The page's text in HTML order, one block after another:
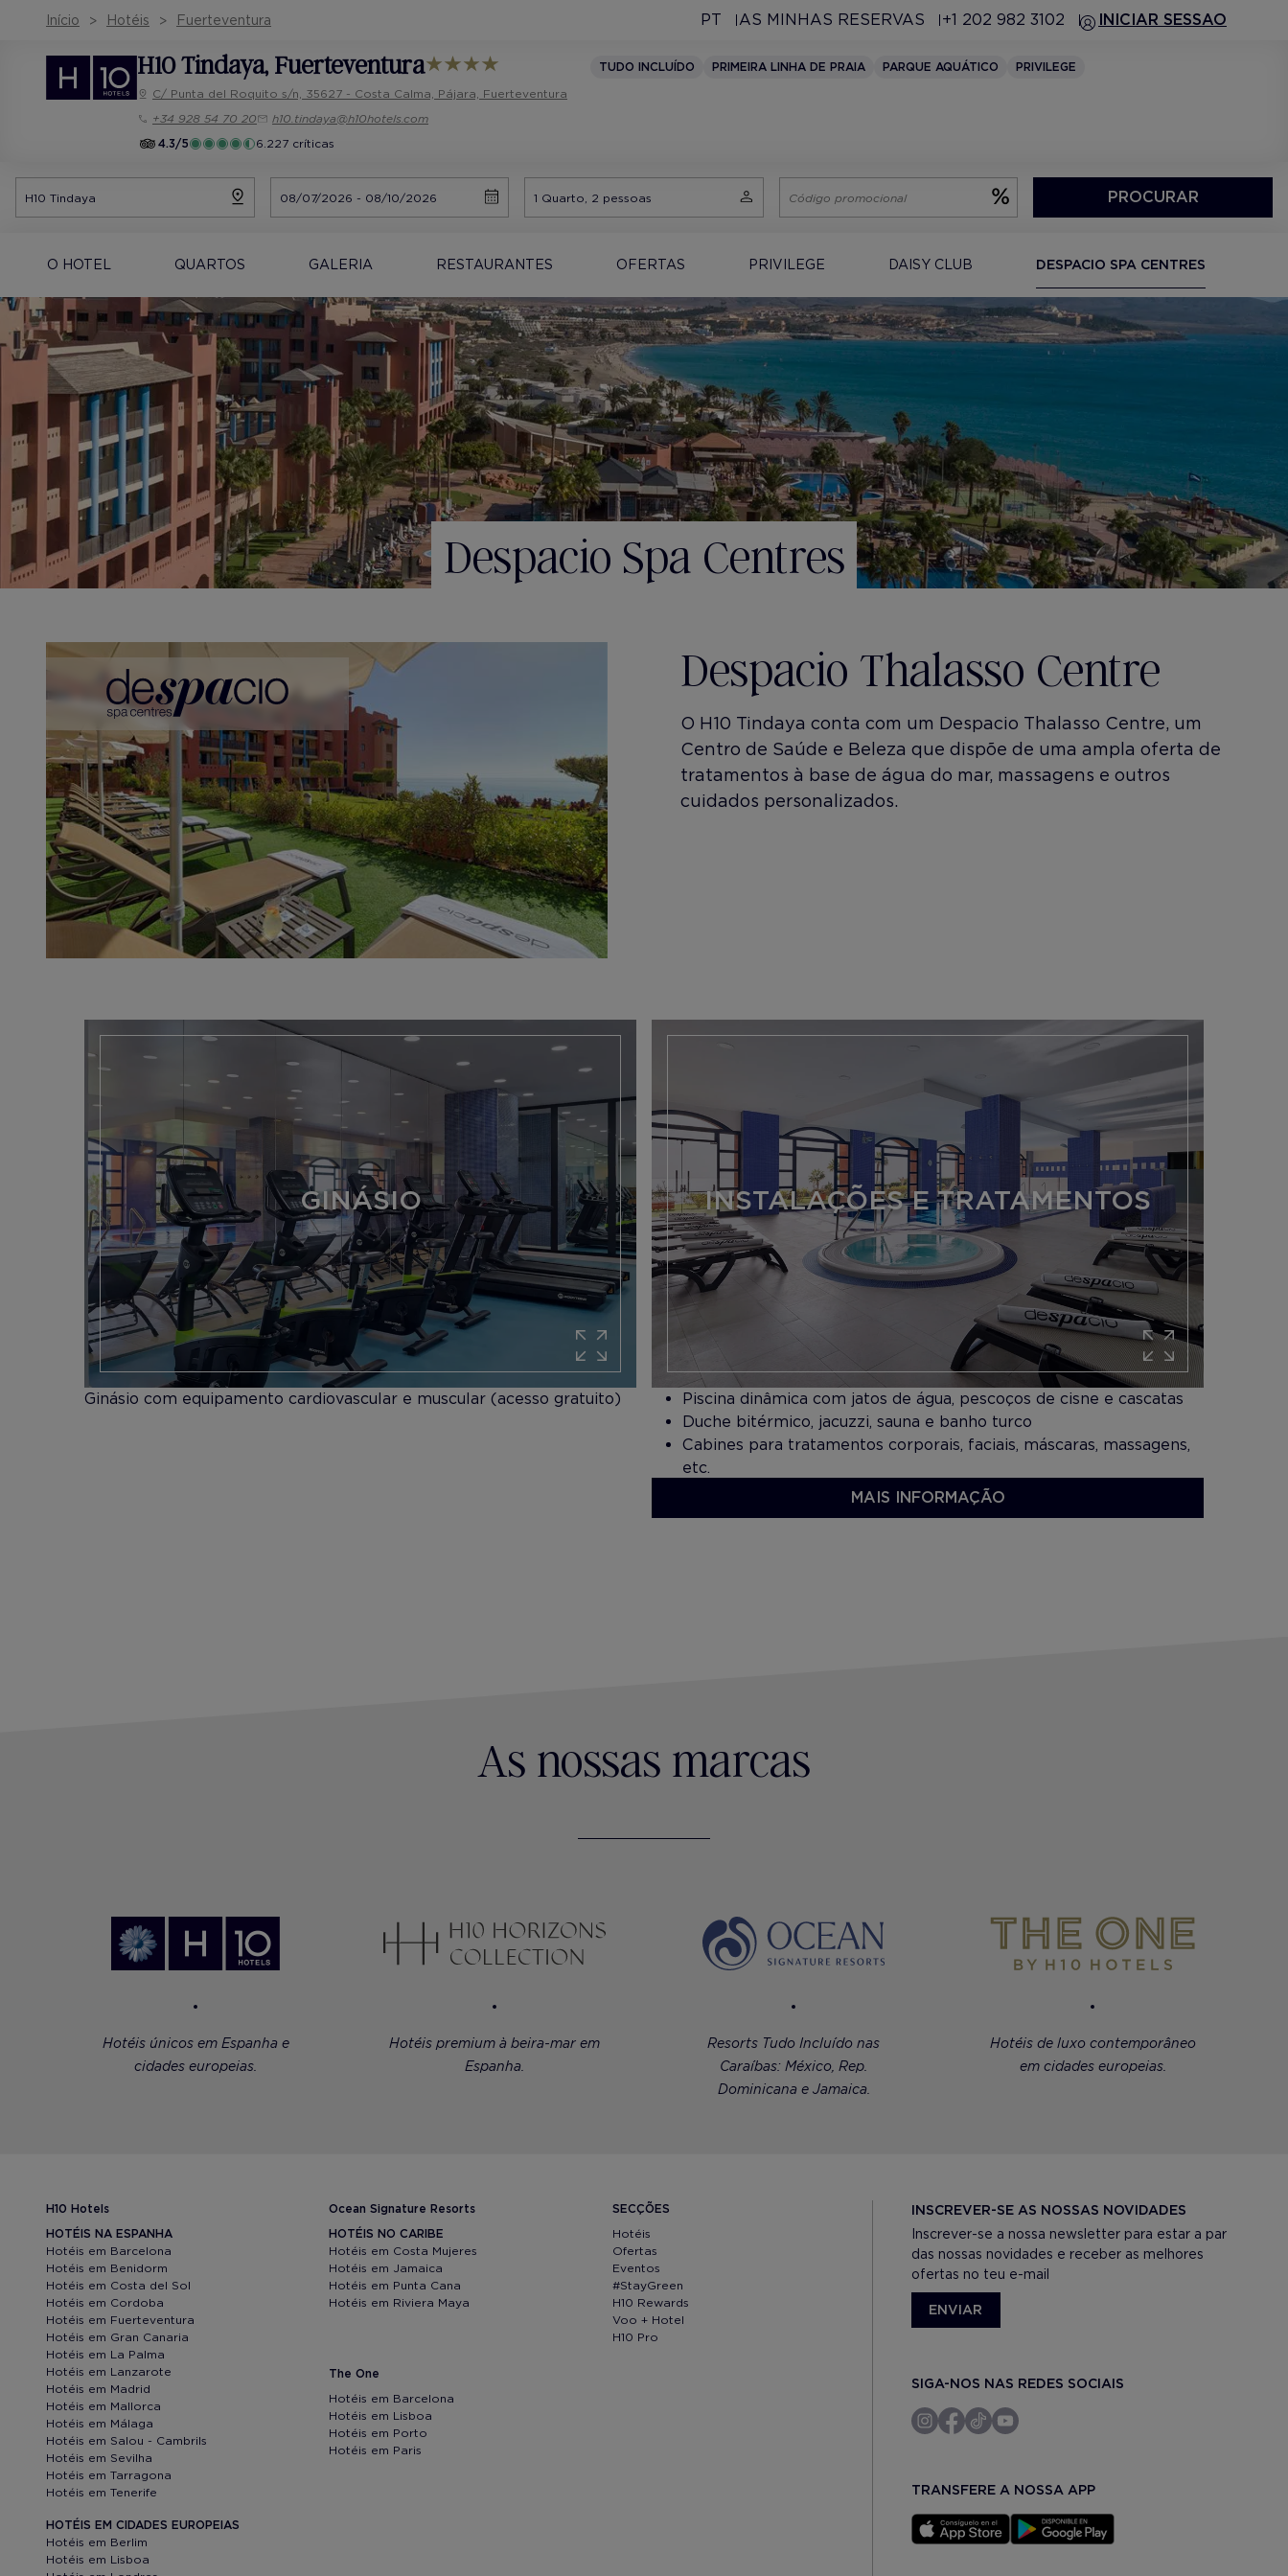
Início Hotéis Fuerteventura PT AS MINHAS RESERVAS +1 202 982 3102 INICIAR SESSAO
H10 Tindaya, Fuerteventura TUDO INCLUÍDO PRIMEIRA LINHA DE PRAIA PARQUE AQUÁTICO
PRIVILEGE
C/ Punta del Roquito s/n, 35627 - Costa Calma, Pájara, Fuerteventura
+34 928 54 70 20
h10.tindaya@h10hotels.com
4.3/5
6.227 críticas
PROCURAR
O HOTEL QUARTOS GALERIA RESTAURANTES OFERTAS PRIVILEGE DAISY CLUB DESPACIO SPA CENTRES
Despacio Spa Centres
Despacio Thalasso Centre
O H10 Tindaya conta com um Despacio Thalasso Centre, um
Centro de Saúde e Beleza que dispõe de uma ampla oferta de
tratamentos à base de água do mar, massagens e outros
cuidados personalizados.
GINÁSIO
Ginásio com equipamento cardiovascular e muscular (acesso gratuito)
INSTALAÇÕES E TRATAMENTOS
Piscina dinâmica com jatos de água, pescoços de cisne e cascatas
Duche bitérmico, jacuzzi, sauna e banho turco
Cabines para tratamentos corporais, faciais, máscaras, massagens,
etc.
Terraço exterior com vista para o mar
MAIS INFORMAÇÃO
As nossas marcas
Hotéis únicos em Espanha e
cidades europeias.
Hotéis premium à beira-mar em
Espanha.
Resorts Tudo Incluído nas
Caraíbas: México, Rep.
Dominicana e Jamaica.
Hotéis de luxo contemporâneo
em cidades europeias.
H10 Hotels
HOTÉIS NA ESPANHA
Hotéis em Barcelona
Hotéis em Benidorm
Hotéis em Costa del Sol
Hotéis em Cordoba
Hotéis em Fuerteventura
Hotéis em Gran Canaria
Hotéis em La Palma
Hotéis em Lanzarote
Hotéis em Madrid
Hotéis em Mallorca
Hotéis em Málaga
Hotéis em Salou - Cambrils
Hotéis em Sevilha
Hotéis em Tarragona
Hotéis em Tenerife
HOTÉIS EM CIDADES EUROPEIAS
Hotéis em Berlim
Hotéis em Lisboa
Ocean Signature Resorts
HOTÉIS NO CARIBE
Hotéis em Costa Mujeres
Hotéis em Jamaica
Hotéis em Punta Cana
Hotéis em Riviera Maya
The One
Hotéis em Barcelona
Hotéis em Lisboa
Hotéis em Porto
Hotéis em Paris
SECÇÕES
Hotéis
Ofertas
Eventos
#StayGreen
H10 Rewards
Voo + Hotel
H10 Pro
INSCREVER-SE AS NOSSAS NOVIDADES
Inscrever-se a nossa newsletter para estar a par
das nossas novidades e receber as melhores
ofertas no teu e-mail
ENVIAR
SIGA-NOS NAS REDES SOCIAIS
TRANSFERE A NOSSA APP